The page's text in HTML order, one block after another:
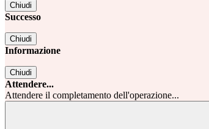
Chiudi
Successo
Chiudi
Informazione
Chiudi
Attendere...
Attendere il completamento dell'operazione...